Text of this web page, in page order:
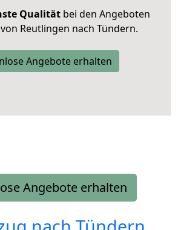
Qualität bei den Angeboten
Reutlingen nach Tündern.
Angebote erhalten
Angebote erhalten